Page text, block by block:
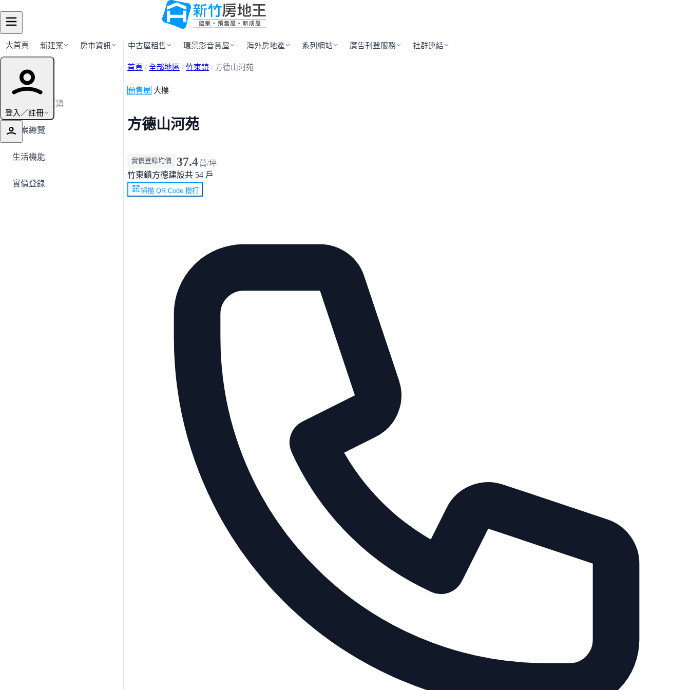
大首頁 新建案 房市資訊 中古屋租售 環景影音賞屋 海外房地產 系列網站 廣告刊登服務 社群連結
登入／註冊
建案導覽
← 返回竹東鎮
建案總覽
生活機能
實價登錄
首頁 / 全部地區 / 竹東鎮 / 方德山河苑
預售屋 大樓
方德山河苑
實價登錄均價 37.4萬/坪
竹東鎮方德建設共 54 戶
掃描 QR Code 撥打